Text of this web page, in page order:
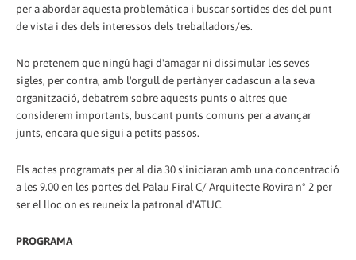
per a abordar aquesta problemàtica i buscar sortides des del punt
de vista i des dels interessos dels treballadors/es.
No pretenem que ningú hagi d'amagar ni dissimular les seves
sigles, per contra, amb l'orgull de pertànyer cadascun a la seva
organització, debatrem sobre aquests punts o altres que
considerem importants, buscant punts comuns per a avançar
junts, encara que sigui a petits passos.
Els actes programats per al dia 30 s'iniciaran amb una concentració
a les 9.00 en les portes del Palau Firal C/ Arquitecte Rovira nº 2 per
ser el lloc on es reuneix la patronal d'ATUC.
PROGRAMA